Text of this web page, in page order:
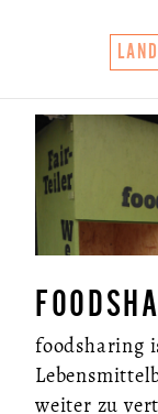
foodsharing
weiter zu